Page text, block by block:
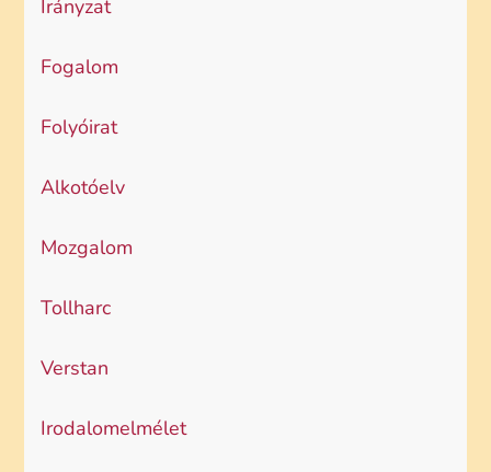
Irányzat
Fogalom
Folyóirat
Alkotóelv
Mozgalom
Tollharc
Verstan
Irodalomelmélet